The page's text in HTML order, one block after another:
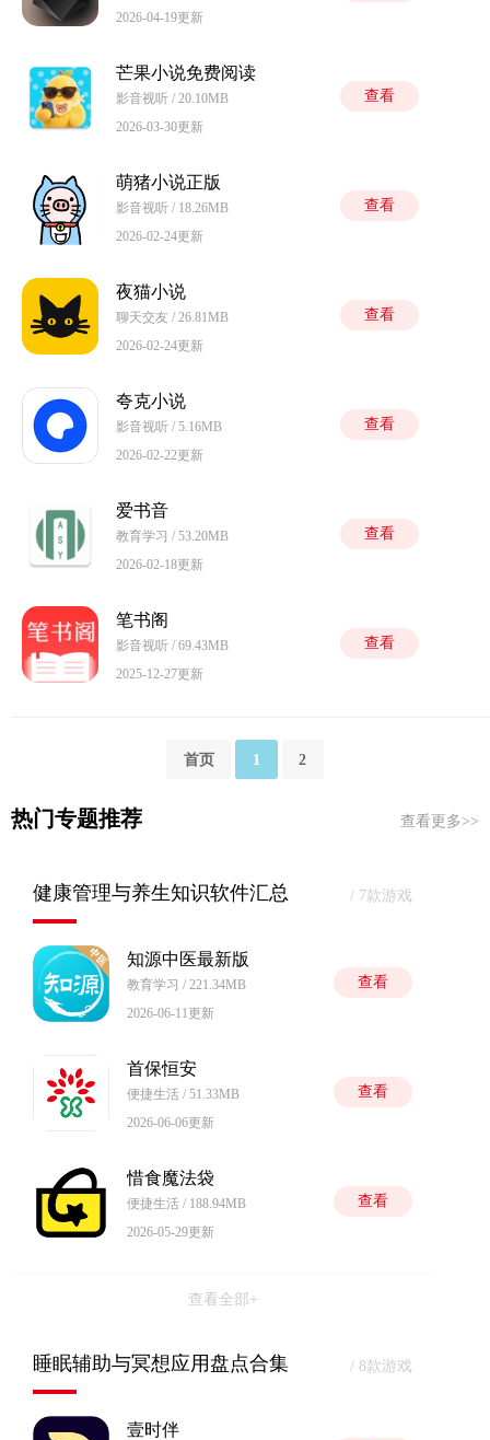
2026-04-19更新
芒果小说免费阅读
影音视听 / 20.10MB
2026-03-30更新
查看
萌猪小说正版
影音视听 / 18.26MB
2026-02-24更新
查看
夜猫小说
聊天交友 / 26.81MB
2026-02-24更新
查看
夸克小说
影音视听 / 5.16MB
2026-02-22更新
查看
爱书音
教育学习 / 53.20MB
2026-02-18更新
查看
笔书阁
影音视听 / 69.43MB
2025-12-27更新
查看
首页 1 2
热门专题推荐 查看更多>>
健康管理与养生知识软件汇总 / 7款游戏
知源中医最新版
教育学习 / 221.34MB
2026-06-11更新
查看
首保恒安
便捷生活 / 51.33MB
2026-06-06更新
查看
惜食魔法袋
便捷生活 / 188.94MB
2026-05-29更新
查看
查看全部+
睡眠辅助与冥想应用盘点合集 / 8款游戏
壹时伴